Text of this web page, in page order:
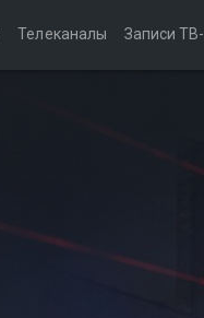
Телеканалы Записи